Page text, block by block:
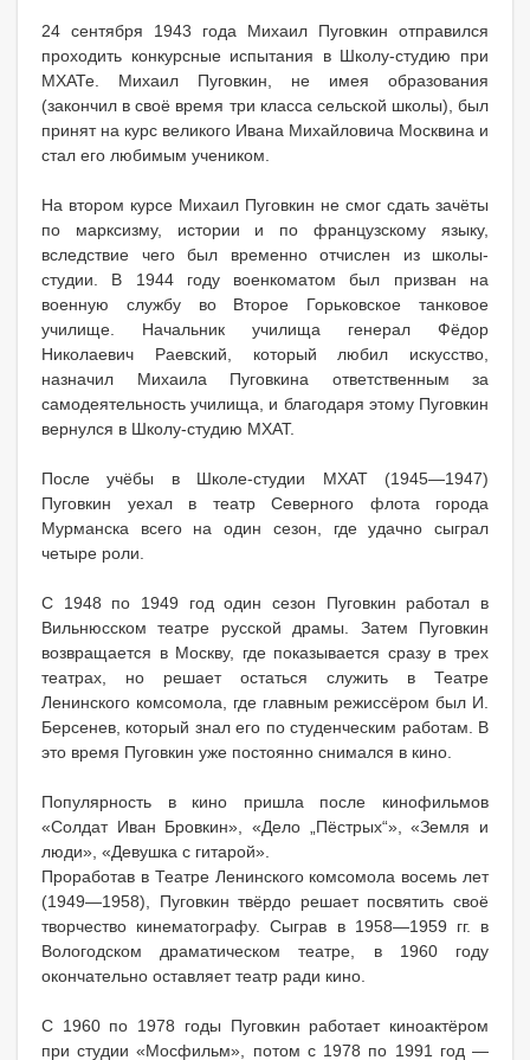
24 сентября 1943 года Михаил Пуговкин отправился
проходить конкурсные испытания в Школу-студию при
МХАТе. Михаил Пуговкин, не имея образования
(закончил в своё время три класса сельской школы), был
принят на курс великого Ивана Михайловича Москвина и
стал его любимым учеником.
На втором курсе Михаил Пуговкин не смог сдать зачёты
по марксизму, истории и по французскому языку,
вследствие чего был временно отчислен из школы-
студии. В 1944 году военкоматом был призван на
военную службу во Второе Горьковское танковое
училище. Начальник училища генерал Фёдор
Николаевич Раевский, который любил искусство,
назначил Михаила Пуговкина ответственным за
самодеятельность училища, и благодаря этому Пуговкин
вернулся в Школу-студию МХАТ.
После учёбы в Школе-студии МХАТ (1945—1947)
Пуговкин уехал в театр Северного флота города
Мурманска всего на один сезон, где удачно сыграл
четыре роли.
С 1948 по 1949 год один сезон Пуговкин работал в
Вильнюсском театре русской драмы. Затем Пуговкин
возвращается в Москву, где показывается сразу в трех
театрах, но решает остаться служить в Театре
Ленинского комсомола, где главным режиссёром был И.
Берсенев, который знал его по студенческим работам. В
это время Пуговкин уже постоянно снимался в кино.
Популярность в кино пришла после кинофильмов
«Солдат Иван Бровкин», «Дело „Пёстрых“», «Земля и
люди», «Девушка с гитарой».
Проработав в Театре Ленинского комсомола восемь лет
(1949—1958), Пуговкин твёрдо решает посвятить своё
творчество кинематографу. Сыграв в 1958—1959 гг. в
Вологодском драматическом театре, в 1960 году
окончательно оставляет театр ради кино.
С 1960 по 1978 годы Пуговкин работает киноактёром
при студии «Мосфильм», потом с 1978 по 1991 год —